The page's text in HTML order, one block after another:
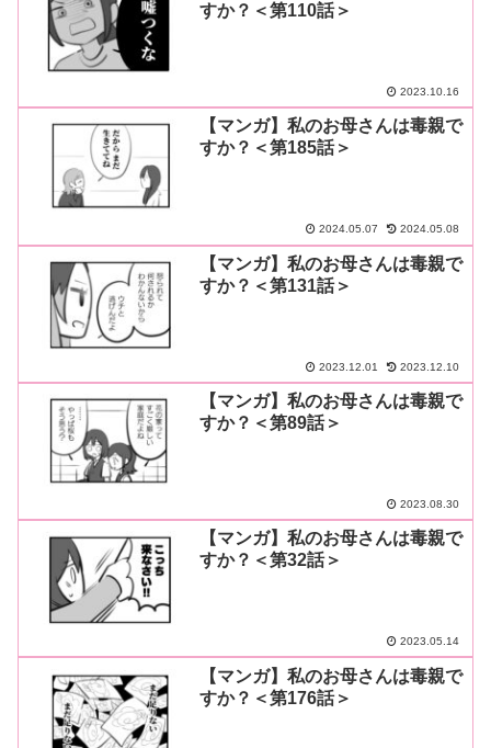
すか？＜第110話＞
2023.10.16
【マンガ】私のお母さんは毒親で
すか？＜第185話＞
2024.05.07 2024.05.08
【マンガ】私のお母さんは毒親で
すか？＜第131話＞
2023.12.01 2023.12.10
【マンガ】私のお母さんは毒親で
すか？＜第89話＞
2023.08.30
【マンガ】私のお母さんは毒親で
すか？＜第32話＞
2023.05.14
【マンガ】私のお母さんは毒親で
すか？＜第176話＞